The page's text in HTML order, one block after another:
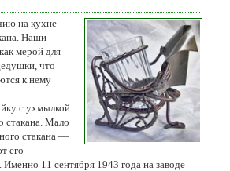
на кухне
Наши
мерой для
что
к нему
с ухмылкой
стакана. Мало
стакана —
его
Именно 11 сентября 1943 года на заводе